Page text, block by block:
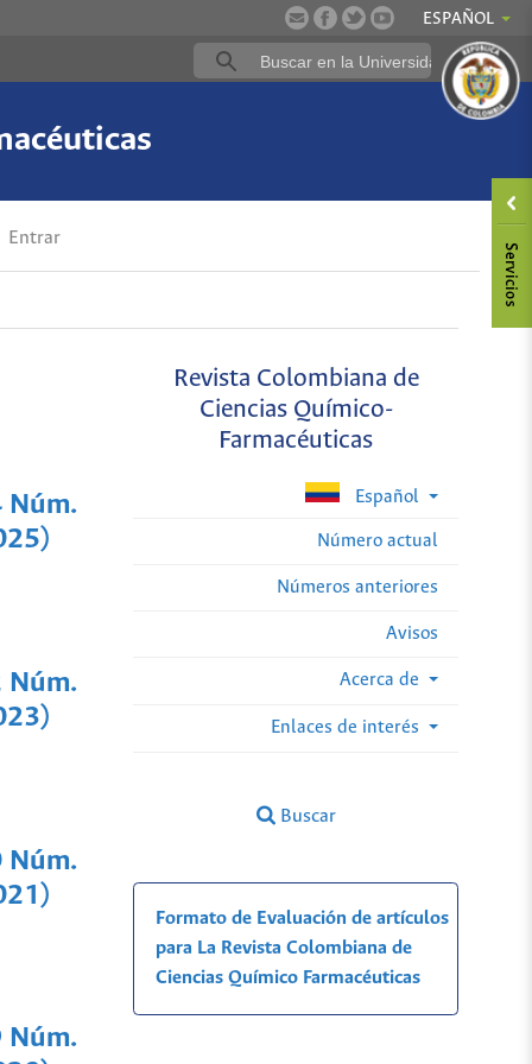
ESPAÑOL
Entrar
Revista Colombiana de
Ciencias Químico-
Farmacéuticas
Español
Número actual
Números anteriores
Avisos
Acerca de
Enlaces de interés
Buscar
Núm.
Núm.
Núm.
Núm.
Formato de Evaluación de artículos
para La Revista Colombiana de
Ciencias Químico Farmacéuticas